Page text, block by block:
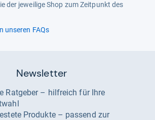
der jeweilige Shop zum Zeitpunkt des
unseren FAQs
Newsletter